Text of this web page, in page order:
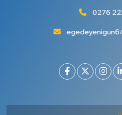
0276